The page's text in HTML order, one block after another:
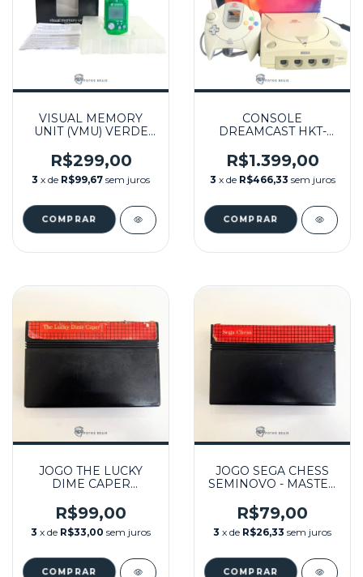
VISUAL MEMORY
UNIT (VMU) VERDE
SEMINOVO -
DREAMCAST
R$299,00
3 x de R$99,67 sem juros
CONSOLE
DREAMCAST HKT-
DESBLOQUEADO NA
CAIXA SEMINOVO -
SEGA
R$1.399,00
3 x de R$466,33 sem juros
JOGO THE LUCKY
DIME CAPER
SYSTEM
R$99,00
3 x de R$33,00 sem juros
JOGO SEGA CHESS
SEMINOVO - MASTER
R$79,00
3 x de R$26,33 sem juros